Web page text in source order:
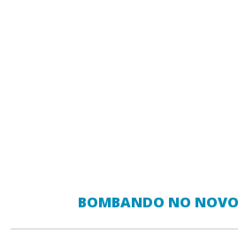
BOMBANDO NO